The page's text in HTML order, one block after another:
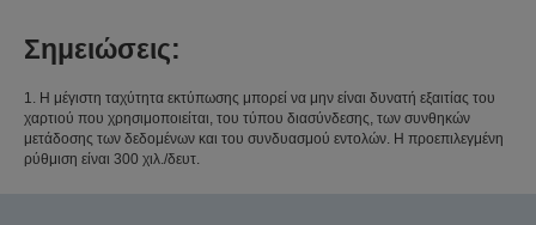
Σημειώσεις:
1. Η μέγιστη ταχύτητα εκτύπωσης μπορεί να μην είναι δυνατή εξαιτίας του
χαρτιού που χρησιμοποιείται, του τύπου διασύνδεσης, των συνθηκών
μετάδοσης των δεδομένων και του συνδυασμού εντολών. Η προεπιλεγμένη
ρύθμιση είναι 300 χιλ./δευτ.